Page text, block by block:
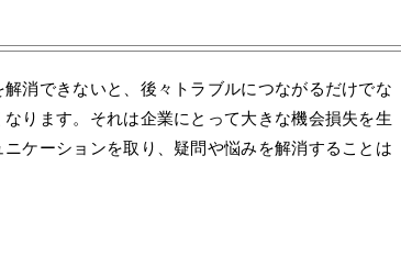
消できないと、後々トラブルにつながるだけでな
ります。それは企業にとって大きな機会損失を生
ケーションを取り、疑問や悩みを解消することは